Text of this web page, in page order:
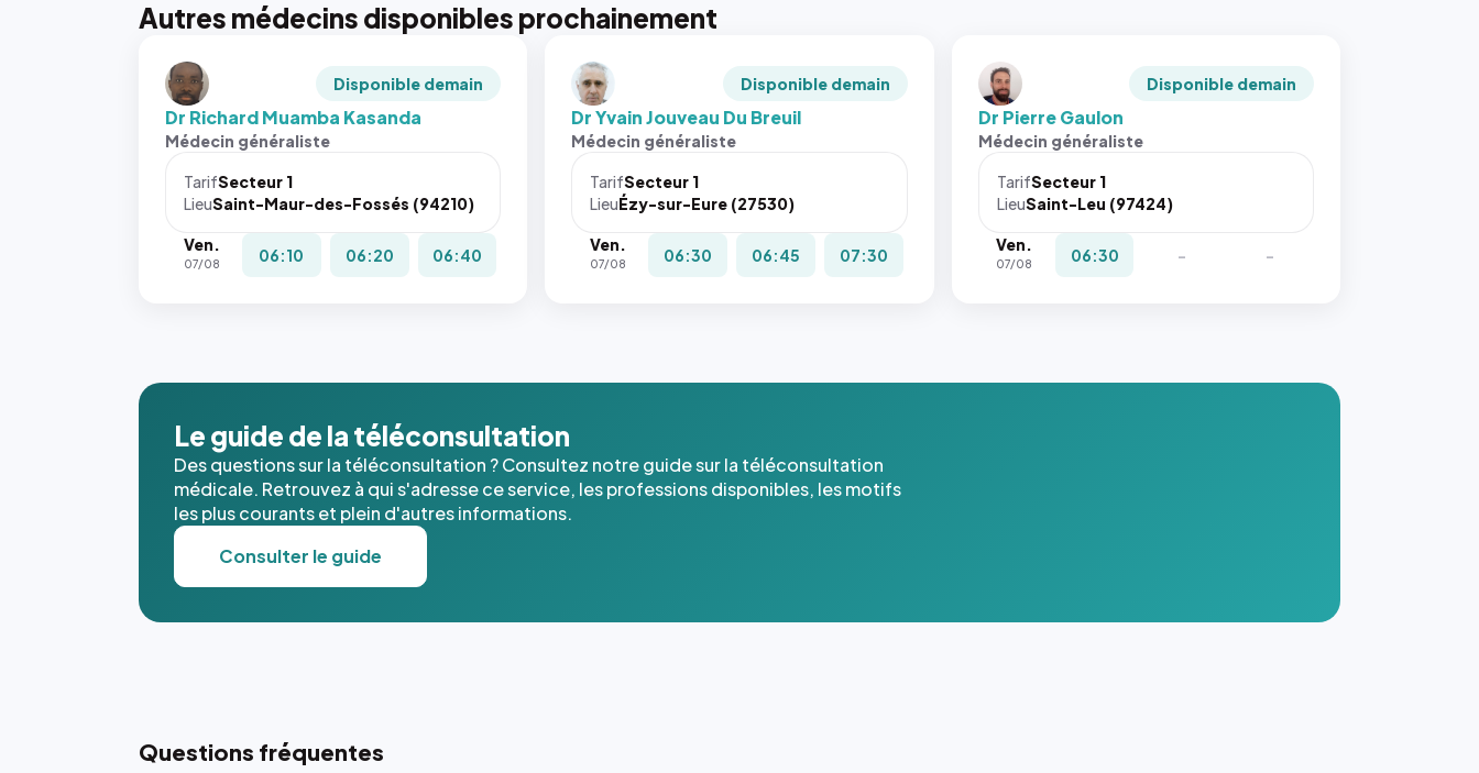
Autres médecins disponibles prochainement
Disponible demain
Dr Richard Muamba Kasanda
Médecin généraliste
TarifSecteur 1
LieuSaint-Maur-des-Fossés (94210)
Ven.
07/08 06:10 06:20 06:40
Disponible demain
Dr Yvain Jouveau Du Breuil
Médecin généraliste
TarifSecteur 1
LieuÉzy-sur-Eure (27530)
Ven.
07/08 06:30 06:45 07:30
Disponible demain
Dr Pierre Gaulon
Médecin généraliste
TarifSecteur 1
LieuSaint-Leu (97424)
Ven.
07/08 06:30 - -
Le guide de la téléconsultation
Des questions sur la téléconsultation ? Consultez notre guide sur la téléconsultation
médicale. Retrouvez à qui s'adresse ce service, les professions disponibles, les motifs
les plus courants et plein d'autres informations.
Consulter le guide
Questions fréquentes